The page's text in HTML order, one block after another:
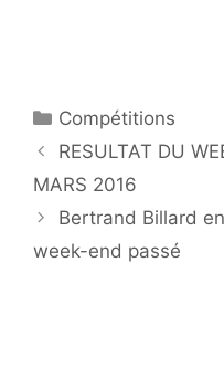
Catégories
Compétitions
RESULTAT DU
MARS 2016
Bertrand Billard
week-end passé